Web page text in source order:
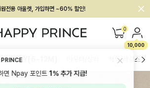
원전용 아울렛, 가입하면 ~60% 할인!
멤버십 최대 28,000원 혜택 0
10,000
BABY[6~12M] 하의/레깅스
면 Npay 포인트1%추가 지급!